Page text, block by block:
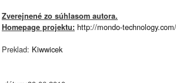
Zverejnené zo súhlasom autora.
Homepage projektu: http://mondo-
Preklad: Kiwwicek